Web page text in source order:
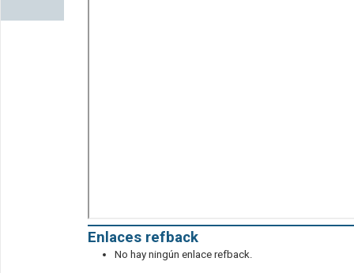
Enlaces refback
No hay ningún enlace refback.